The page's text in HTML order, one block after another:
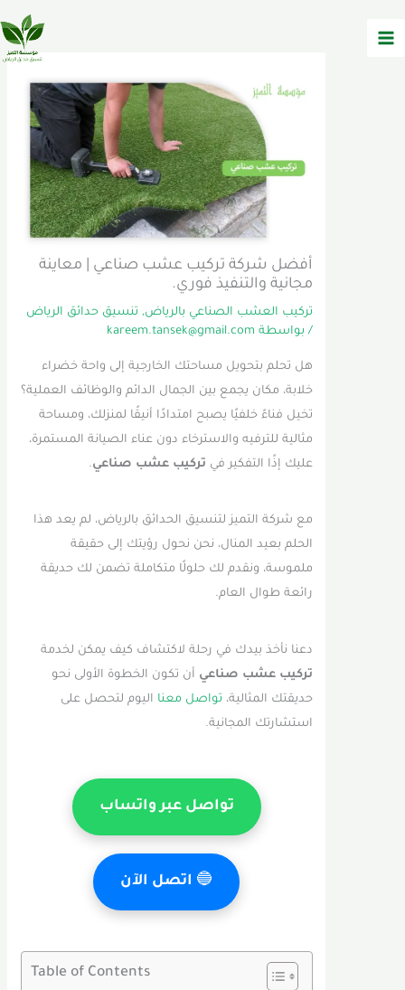
أفضل شركة تركيب عشب صناعي | معاينة
مجانية والتنفيذ فوري.
تركيب العشب الصناعي بالرياض,تنسيق حدائق الرياض
/ بواسطة kareem.tansek@gmail.com
هل تحلم بتحويل مساحتك الخارجية إلى واحة خضراء
خلابة، مكان يجمع بين الجمال الدائم والوظائف العملية؟
تخيل فناءً خلفيًا يصبح امتدادًا أنيقًا لمنزلك، ومساحة
مثالية للترفيه والاسترخاء دون عناء الصيانة المستمرة،
عليك إذًا التفكير فيتركيب عشب صناعي.
مع شركة التميز لتنسيق الحدائق بالرياض، لم يعد هذا
الحلم بعيد المنال، نحن نحول رؤيتك إلى حقيقة
ملموسة، ونقدم لك حلولًا متكاملة تضمن لك حديقة
رائعة طوال العام.
دعنا نأخذ بيدك في رحلة لاكتشاف كيف يمكن لخدمة
تركيب عشب صناعيأن تكون الخطوة الأولى نحو
حديقتك المثالية،تواصل معنا اليوم لتحصل على
استشارتك المجانية.
تواصل عبر واتساب
🔵 اتصل الآن
Table of Contents